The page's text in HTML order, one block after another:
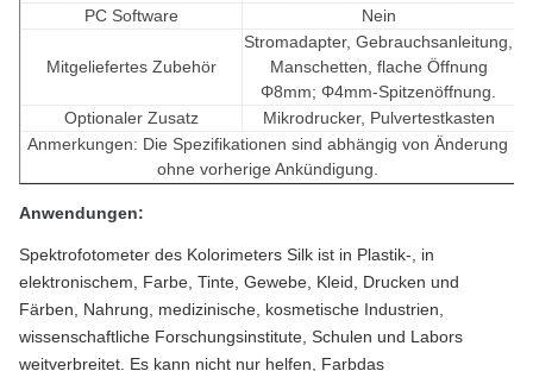
PC Software
Nein
Mitgeliefertes Zubehör
Stromadapter, Gebrauchsanleitung,
Manschetten, flache Öffnung
Φ8mm; Φ4mm-Spitzenöffnung.
Optionaler Zusatz
Mikrodrucker, Pulvertestkasten
Anmerkungen: Die Spezifikationen sind abhängig von Änderung
ohne vorherige Ankündigung.
Anwendungen:
Spektrofotometer des Kolorimeters Silk ist in Plastik-, in
elektronischem, Farbe, Tinte, Gewebe, Kleid, Drucken und
Färben, Nahrung, medizinische, kosmetische Industrien,
wissenschaftliche Forschungsinstitute, Schulen und Labors
weitverbreitet. Es kann nicht nur helfen, Farbdas